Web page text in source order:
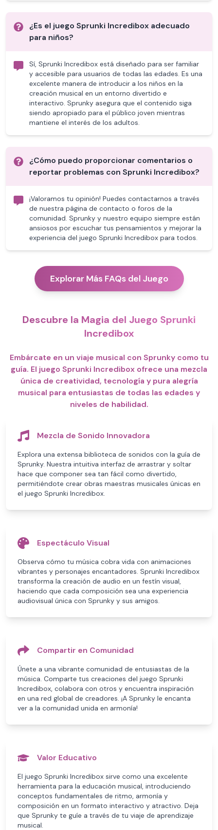
¿Es el juego Sprunki Incredibox adecuado
para niños?
Sí, Sprunki Incredibox está diseñado para ser familiar
y accesible para usuarios de todas las edades. Es una
excelente manera de introducir a los niños en la
creación musical en un entorno divertido e
interactivo. Sprunky asegura que el contenido siga
siendo apropiado para el público joven mientras
mantiene el interés de los adultos.
¿Cómo puedo proporcionar comentarios o
reportar problemas con Sprunki Incredibox?
¡Valoramos tu opinión! Puedes contactarnos a través
de nuestra página de contacto o foros de la
comunidad. Sprunky y nuestro equipo siempre están
ansiosos por escuchar tus pensamientos y mejorar la
experiencia del juego Sprunki Incredibox para todos.
Explorar Más FAQs del Juego
Descubre la Magia del Juego Sprunki
Incredibox
Embárcate en un viaje musical con Sprunky como tu
guía. El juego Sprunki Incredibox ofrece una mezcla
única de creatividad, tecnología y pura alegría
musical para entusiastas de todas las edades y
niveles de habilidad.
Mezcla de Sonido Innovadora
Explora una extensa biblioteca de sonidos con la guía de
Sprunky. Nuestra intuitiva interfaz de arrastrar y soltar
hace que componer sea tan fácil como divertido,
permitiéndote crear obras maestras musicales únicas en
el juego Sprunki Incredibox.
Espectáculo Visual
Observa cómo tu música cobra vida con animaciones
vibrantes y personajes encantadores. Sprunki Incredibox
transforma la creación de audio en un festín visual,
haciendo que cada composición sea una experiencia
audiovisual única con Sprunky y sus amigos.
Compartir en Comunidad
Únete a una vibrante comunidad de entusiastas de la
música. Comparte tus creaciones del juego Sprunki
Incredibox, colabora con otros y encuentra inspiración
en una red global de creadores. ¡A Sprunky le encanta
ver a la comunidad unida en armonía!
Valor Educativo
El juego Sprunki Incredibox sirve como una excelente
herramienta para la educación musical, introduciendo
conceptos fundamentales de ritmo, armonía y
composición en un formato interactivo y atractivo. Deja
que Sprunky te guíe a través de tu viaje de aprendizaje
musical.